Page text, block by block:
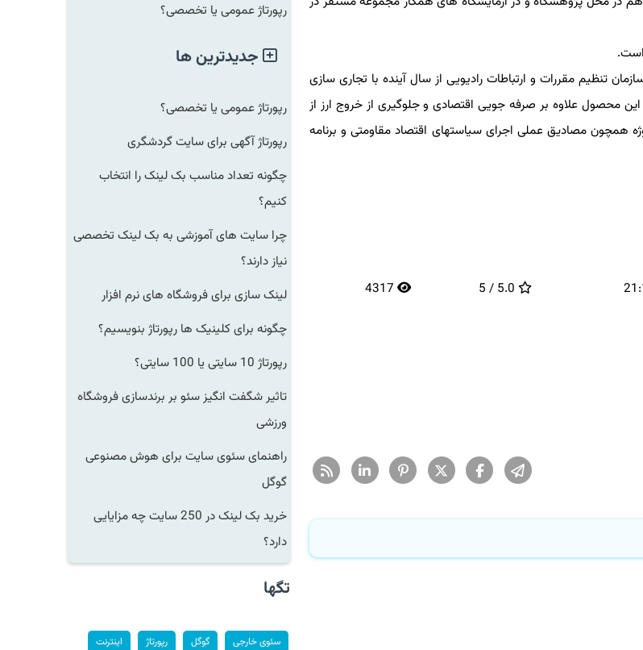
تنظیم مقررات و ارتباطات رادیویی از سال آینده با تجاری سازی
محصول علاوه بر صرفه جویی اقتصادی و جلوگیری از خروج ارز از
همچون مصادیق عملی اجرای سیاستهای اقتصاد مقاومتی و برنامه
5.0 / 5
4317
رپورتاژ عمومی یا تخصصی؟
جدیدترین ها
رپورتاژ عمومی یا تخصصی؟
رپورتاژ آگهی برای سایت گردشگری
چگونه تعداد مناسب بک لینک را انتخاب
کنیم؟
چرا سایت های آموزشی به بک لینک تخصصی
نیاز دارند؟
لینک سازی برای فروشگاه های نرم افزار
چگونه برای کلینیک ها رپورتاژ بنویسیم؟
رپورتاژ 10 سایتی یا 100 سایتی؟
تاثیر شگفت انگیز سئو بر برندسازی فروشگاه
ورزشی
راهنمای سئوی سایت برای هوش مصنوعی
گوگل
خرید بک لینک در 250 سایت چه مزایایی
دارد؟
تگها
سئوی خارجی گوگل رپورتاژ اینترنت